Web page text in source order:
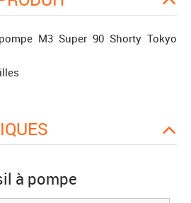
M3 Super 90 Shorty Tokyo
à pompe